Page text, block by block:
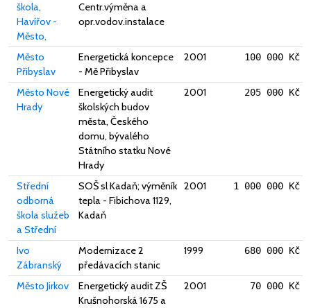
škola,
Havířov -
Město,
Centr.výměna a
opr.vodov.instalace
Město
Přibyslav
Energetická koncepce
- Mě Přibyslav
2001 100 000 Kč
Město Nové
Hrady
Energetický audit
školských budov
města, Českého
domu, bývalého
Státního statku Nové
Hrady
2001 205 000 Kč
Střední
odborná
škola služeb
a Střední
SOŠ sl Kadaň; výměník
tepla - Fibichova 1129,
Kadaň
2001 1 000 000 Kč
Ivo
Zábranský
Modernizace 2
předávacích stanic
1999 680 000 Kč
Město Jirkov
Energetický audit ZŠ
Krušnohorská 1675 a
2001 70 000 Kč